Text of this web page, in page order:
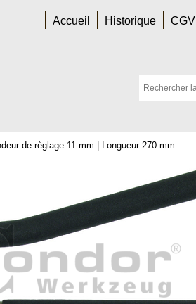
Accueil Historique CGV
de règlage 11 mm | Longueur 270 mm